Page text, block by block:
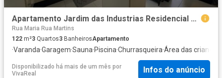
Apartamento Jardim das Industrias Residencial Grand Splendor 3 Dormitórios 122m²
Rua Maria Rua Martins
122 m²3 Quartos3 BanheirosApartamento
·Varanda·Garagem·Sauna·Piscina·Churrasqueira·Área das crianças
Disponibilizado há mais de um mês por
VivaReal
Infos do anúncio